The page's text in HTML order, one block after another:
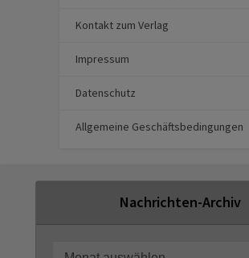
Kontakt zum Verlag
Impressum
Datenschutz
Allgemeine Geschäftsbedingungen
Nachrichten-Archiv